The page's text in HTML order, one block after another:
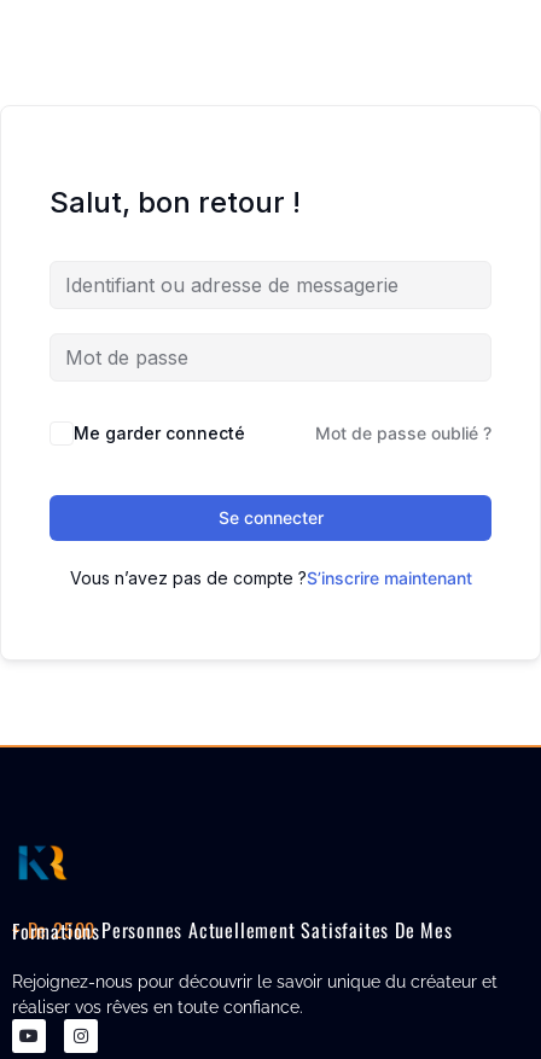
Salut, bon retour !
Me garder connecté Mot de passe oublié ?
Se connecter
Vous n’avez pas de compte ?S’inscrire maintenant
+ De 2500
Personnes Actuellement Satisfaites De Mes Formations
Rejoignez-nous pour découvrir le savoir unique du créateur et
réaliser vos rêves en toute confiance.